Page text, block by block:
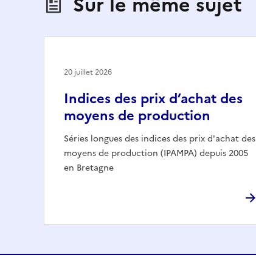
Indices des prix d’achat des
moyens de production
Séries longues des indices des prix d'achat des
moyens de production (IPAMPA) depuis 2005
en Bretagne
20 juillet 2026